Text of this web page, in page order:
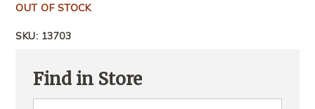
OUT OF STOCK
SKU: 13703
Find in Store